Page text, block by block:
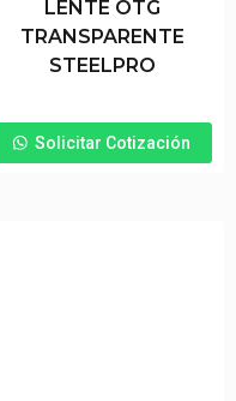
LENTE OTG
TRANSPARENTE
STEELPRO
Solicitar Cotización